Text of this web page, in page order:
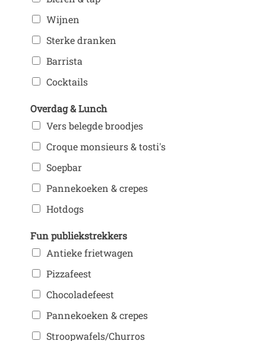
Wijnen
Sterke dranken
Barrista
Cocktails
Overdag & Lunch
Vers belegde broodjes
Croque monsieurs & tosti's
Soepbar
Pannekoeken & crepes
Hotdogs
Fun publiekstrekkers
Antieke frietwagen
Pizzafeest
Chocoladefeest
Pannekoeken & crepes
Stroopwafels/Churros